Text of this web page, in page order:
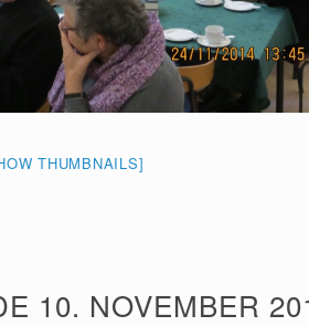
THUMBNAILS]
10. NOVEMBER